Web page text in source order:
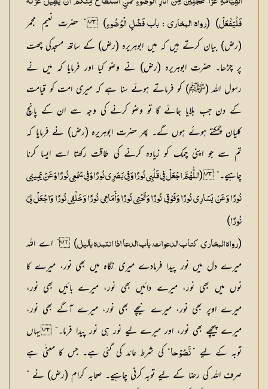
الْقِیَامَۃِ غُرًّا مُحَجَّلِینَ مِنْ آثَارِ الْوُضُوءِ فَمَنِ اسْتَطَاعَ مِنْکُمْ أَنْ یُطِیلَ غُرَّتَہُ
فَلْیَفْعَلْ) (رواہ البخاری : باب فَضْلِ الْوُضُوءِ) ” حضرت نعیم مجمر
(رض) بیان کرتے ہیں کہ میں ابوہریرہ (رض) کے ساتھ مسجدکی چھت
پر چڑھا۔ حضرت ابوہریرہ (رض) نے وضو کیا اور فرمایا کہ میں نے
رسول اللہ (ﷺ) کو فرماتے ہوئے سنا ہے کہ میری امت کو قیامت
کے دن جب بلایا جائے گا تو وضو کرنے کی وجہ سے ان کے پانچ
کلیان چمکتے ہوئے ہوں گے۔ پھر حضرت ابوہریرہ (رض) نے فرمایا کہ
تم سے جو اپنی چمک کو زیادہ کرنے کی طاقت رکھتا اسے ایسا کرنا
چاہیے۔“ (اللّٰہُمَّ اجْعَلْ فِی قَلْبِی نُورًا وَفِی بَصَرِی نُورًا وَفِی سَمْعِی نُورًا وَعَنْ یَمِینِی
نُورًا وَعَنْ یَسَارِی نُورًا وَفَوْقِی نُورًا وَتَحْتِی نُورًا وَأَمَامِی نُورًا وَخَلْفِی نُورًا وَاجْعَلْ لِیّ
نُورًا)
(رواہ البخاری، کتاب الدعوات، باب الدعا اذا انتبدہ بالیل) ” اے اللہ
میرے دل میں نور پیدا فرمادے میری نگاہ میں بھی نور، میرے کا
نوں میں بھی نور، میرے دائیں بھی نور، میرے بائیں بھی نور،
میرے اوپر بھی نور، میرے نیچے بھی نور، میرے آگے بھی نور،
میرے پیچھے بھی نور، اور میرے لیے نور ہی نور پیدا فرما۔“ یہاں
توبہ کے لیے ” نَّصُوْحا“ کی شرط عائد کی گئی ہے۔ جس کا معنٰی ہے
صرف اللہ کی رضا کے لیے توبہ کرنی چاہیے۔ صحابہ کرام (رض) نے ”